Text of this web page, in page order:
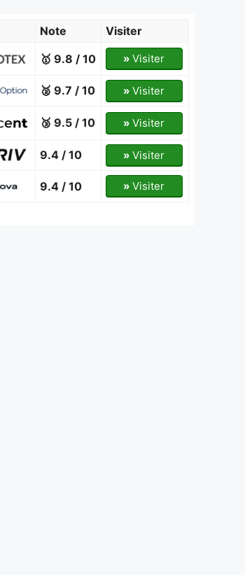
Note
Visiter
🥇 9.8 / 10
» Visiter
🥈 9.7 / 10 » Visiter
🥉 9.5 / 10 » Visiter
9.4 / 10 » Visiter
9.4 / 10 » Visiter